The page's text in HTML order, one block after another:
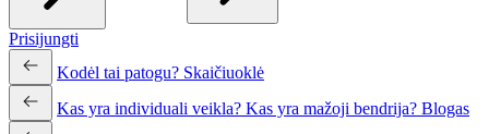
Prisijungti
Kodėl tai patogu? Skaičiuoklė
Kas yra individuali veikla? Kas yra mažoji bendrija? Blogas